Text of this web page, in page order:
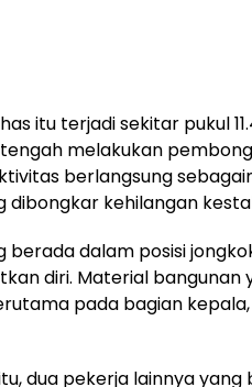
itu terjadi sekitar pukul
melakukan
berlangsung
dibongkar kehilangan
berada dalam posisi
diri. Material
pada bagian
dua pekerja lainnya